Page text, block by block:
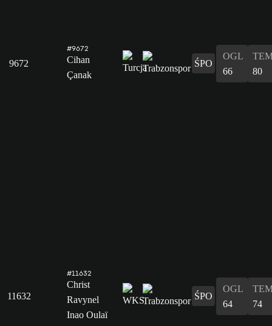
9672
#9672
Cihan
Çanak
ŚPO
OGL
66
80
11632
#11632
Christ
Ravynel
Inao Oulaï
ŚPO
OGL
64
74